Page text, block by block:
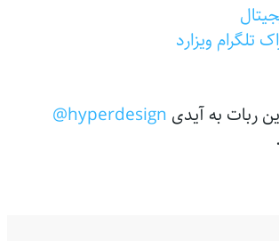
تلگرام ویزارد
ربات به آیدی hyperdesign@